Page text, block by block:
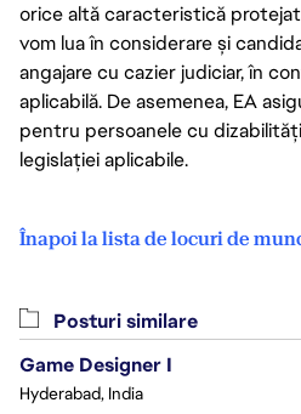
orice altă caracteristică
vom lua în considerare și
angajare cu cazier judiciar, în
aplicabilă. De asemenea, EA
pentru persoanele cu
legislației aplicabile.
Înapoi la lista de locuri de
Posturi similare
Game Designer I
Hyderabad, India